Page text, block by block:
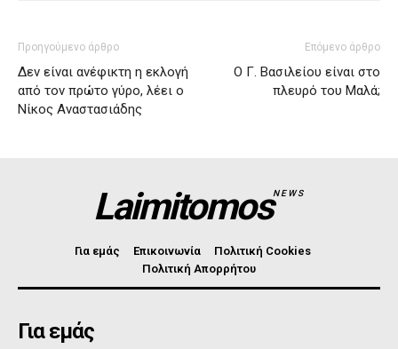
Προηγούμενο άρθρο
Δεν είναι ανέφικτη η εκλογή
από τον πρώτο γύρο, λέει ο
Νίκος Αναστασιάδης
Επόμενο άρθρο
Ο Γ. Βασιλείου είναι στο
πλευρό του Μαλά;
LaimitomosNEWS
Για εμάς Επικοινωνία
Πολιτική Cookies
Πολιτική Απορρήτου
Για εμάς